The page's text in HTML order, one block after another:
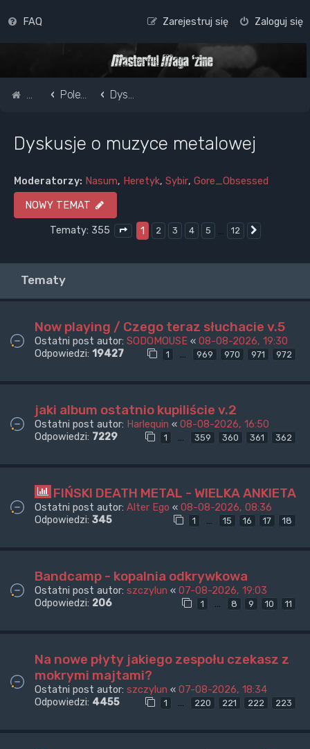
FAQ Zaloguj się
Zarejestruj się
Strona główna
Pole do popisu... Dyskusje o muzyce metalowej
Dyskusje o muzyce metalowej
Moderatorzy: Nasum, Heretyk, Sybir, Gore_Obsessed
NOWY TEMAT
Tematy: 355
Strona1 z12
1 2 3 4 5 … 12
Tematy
Now playing / Czego teraz słuchacie v.5
Ostatni post autor: SODOMOUSE « 08-08-2026, 19:30
Odpowiedzi: 19427 1 … 969 970 971 972
jaki album ostatnio kupiliście v.2
Ostatni post autor: Harlequin « 08-08-2026, 16:50
Odpowiedzi: 7229 1 … 359 360 361 362
FIŃSKI DEATH METAL - WIELKA ANKIETA
Ostatni post autor: Alter Ego « 08-08-2026, 08:36
Odpowiedzi: 345 1 … 15 16 17 18
Bandcamp - kopalnia odkrywkowa
Ostatni post autor: szczylun « 07-08-2026, 19:03
Odpowiedzi: 206 1 … 8 9 10 11
Na nowe płyty jakiego zespołu czekasz z
mokrymi majtami?
Ostatni post autor: szczylun « 07-08-2026, 18:34
Odpowiedzi: 4455 1 … 220 221 222 223